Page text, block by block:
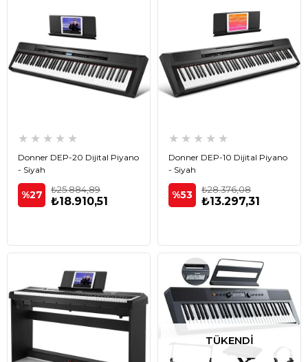
★ ★ ★ ★ ★
Donner DEP-20 Dijital Piyano
- Siyah
%27 ₺18.910,51
₺25.884,89
★ ★ ★ ★ ★
Donner DEP-10 Dijital Piyano
- Siyah
%53 ₺13.297,31
₺28.376,08
TÜKENDI